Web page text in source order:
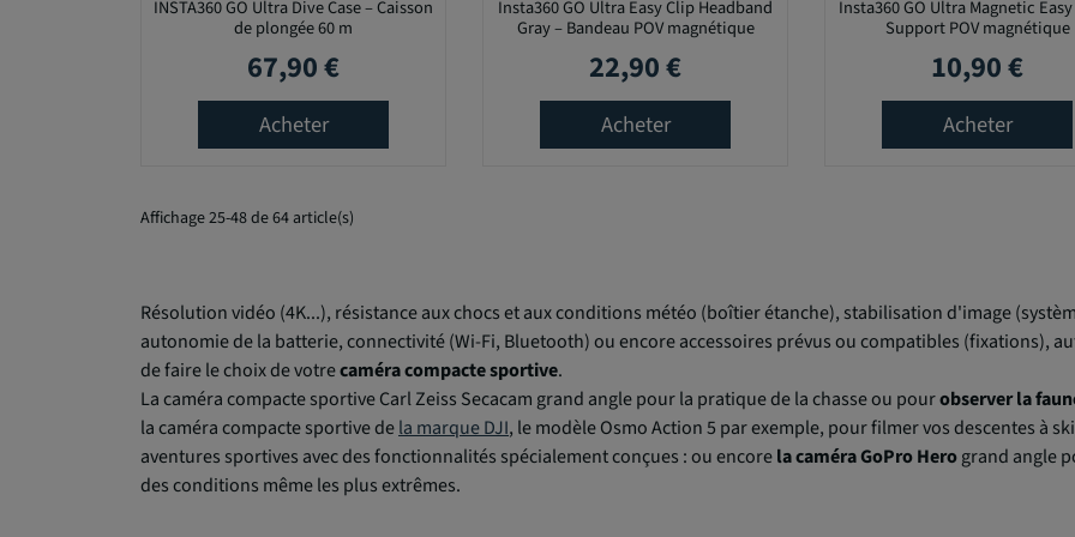
INSTA360 GO Ultra Dive Case – Caisson
de plongée 60 m
Prix
67,90 €
Acheter
Insta360 GO Ultra Easy Clip Headband
Gray – Bandeau POV magnétique
Prix
22,90 €
Acheter
Insta360 GO Ultra Magnetic
Support POV magnétique
Prix
10,90 €
Acheter
Affichage 25-48 de 64 article(s)
Résolution vidéo (4K...), résistance aux chocs et aux conditions météo (boîtier étanche), stabilisation d'image
autonomie de la batterie, connectivité (Wi-Fi, Bluetooth) ou encore accessoires prévus ou compatibles (fixations),
de faire le choix de votrecaméra compacte sportive.
La caméra compacte sportive Carl Zeiss Secacam grand angle pour la pratique de la chasse ou pourobserver la
la caméra compacte sportive dela marque DJI, le modèle Osmo Action 5 par exemple, pour filmer vos descentes à
aventures sportives avec des fonctionnalités spécialement conçues : ou encorela caméra GoPro Herogrand angle
des conditions même les plus extrêmes.